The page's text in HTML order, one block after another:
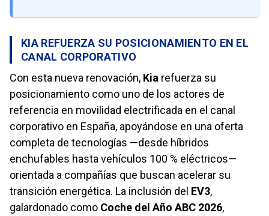
KIA REFUERZA SU POSICIONAMIENTO EN EL
CANAL CORPORATIVO
Con esta nueva renovación, Kia refuerza su
posicionamiento como uno de los actores de
referencia en movilidad electrificada en el canal
corporativo en España, apoyándose en una oferta
completa de tecnologías —desde híbridos
enchufables hasta vehículos 100 % eléctricos—
orientada a compañías que buscan acelerar su
transición energética. La inclusión del EV3,
galardonado como Coche del Año ABC 2026,